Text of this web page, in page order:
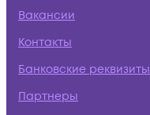
Вакансии
Контакты
Банковские реквизиты
Партнеры